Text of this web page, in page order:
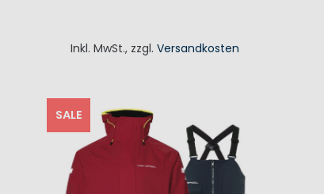
Inkl. MwSt., zzgl.Versandkosten
SALE